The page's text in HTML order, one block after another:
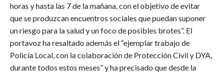
horas y hasta las 7 de la mañana, con el objetivo de evitar
que se produzcan encuentros sociales que puedan suponer
un riesgo para la salud y un foco de posibles brotes”. El
portavoz ha resaltado además el “ejemplar trabajo de
Policía Local, con la colaboración de Protección Civil y DYA,
durante todos estos meses” y ha precisado que desde la